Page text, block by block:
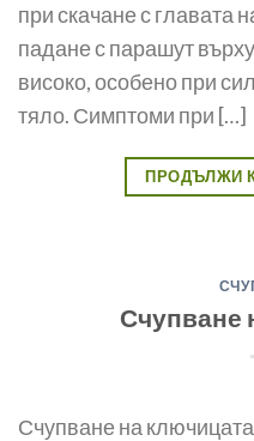
при скачане с главата
падане с парашут
високо, особено при
тяло. Симптоми при […]
ПРОДЪЛЖИ
Счупване
Счупване на